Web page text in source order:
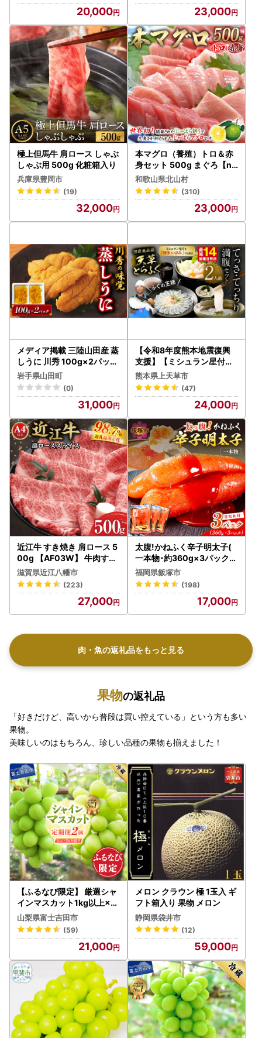
20,000 23,000
極上但馬牛 肩ロース しゃぶ
しゃぶ用 500g 化粧箱入り
兵庫県豊岡市
(19)
32,000
本マグロ（養殖）トロ＆赤
身セット 500g まぐろ【nk
s110D】
和歌山県北山村
(310)
23,000
メディア掲載 三陸山田産 蒸
しうに 川秀 100g×2パック
雲丹 うに丼 生うに 濃厚う
に 海産品 海産物 うに ウニ
uni 山田町 うにご飯 冷凍う
に 無添加 YD-655
岩手県山田町
(0)
31,000
【令和8年度熊本地震復興
支援】【ミシュラン星付き
のプロが愛用】【数量限定
】1日25セット限定！ふぐ
の王様！とらふぐ 国産最高
級！天草とらふぐてっさ・
てっちり満腹セット（2人
前）ふぐ刺し ふぐ鍋 フグ
ふぐ刺身セット 河豚
熊本県上天草市
(47)
24,000
近江牛 すき焼き 肩ロース 5
00g 【AF03W】 牛肉すき
焼き
滋賀県近江八幡市
(223)
27,000
太腹!かねふく辛子明太子(
一本物･約360g×3パック)
【A7-034】
福岡県飯塚市
(198)
17,000
肉・魚の返礼品をもっと見る
果物の返礼品
「好きだけど、高いから普段は買い控えている」という方も多い
果物。
美味しいのはもちろん、珍しい品種の果物も揃えました！
【ふるなび限定】 厳選シャ
インマスカット1kg以上×2
回配送【2026年発送】シ
ャインマスカット定期便 FN
-Limited-PR
山梨県富士吉田市
(59)
21,000
メロン クラウン 極 1玉入 ギ
フト箱入り 果物 メロン
静岡県袋井市
(12)
59,000